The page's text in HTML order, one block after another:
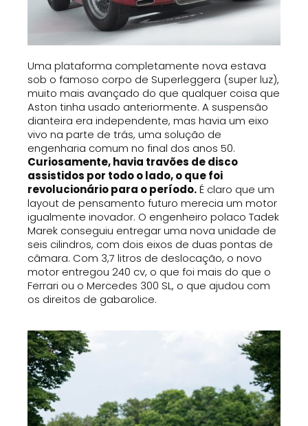
Uma plataforma completamente nova estava
sob o famoso corpo de Superleggera (super luz),
muito mais avançado do que qualquer coisa que
Aston tinha usado anteriormente. A suspensão
dianteira era independente, mas havia um eixo
vivo na parte de trás, uma solução de
engenharia comum no final dos anos 50.
Curiosamente, havia travões de disco
assistidos por todo o lado, o que foi
revolucionário para o período.É claro que um
layout de pensamento futuro merecia um motor
igualmente inovador. O engenheiro polaco Tadek
Marek conseguiu entregar uma nova unidade de
seis cilindros, com dois eixos de duas pontas de
câmara. Com 3,7 litros de deslocação, o novo
motor entregou 240 cv, o que foi mais do que o
Ferrari ou o Mercedes 300 SL, o que ajudou com
os direitos de gabarolice.